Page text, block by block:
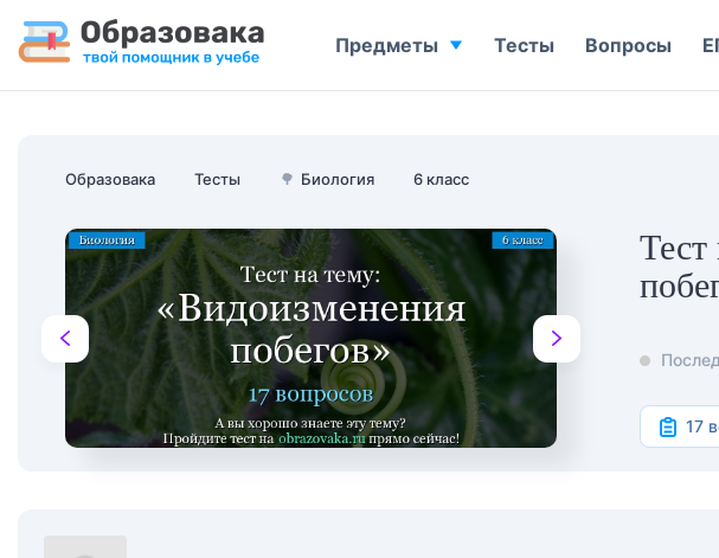
Образовака Тесты 🌳 Биология 6 класс
17
Предметы Тесты Вопросы